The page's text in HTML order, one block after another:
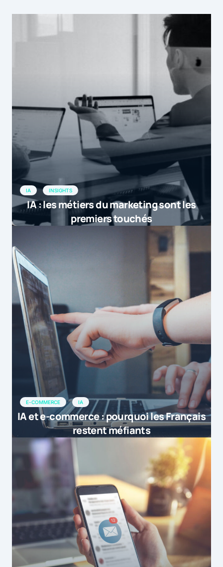
IA INSIGHTS
IA : les métiers du marketing sont les
premiers touchés
E-COMMERCE IA
IA et e-commerce : pourquoi les Français
restent méfiants